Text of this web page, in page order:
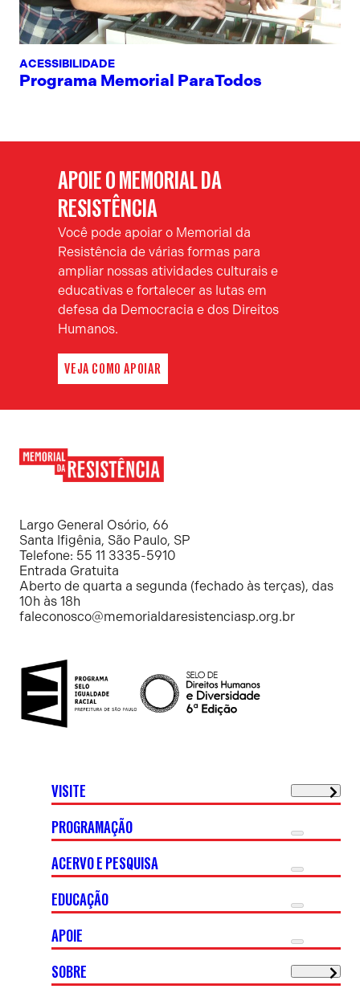
ACESSIBILIDADE
Programa Memorial ParaTodos
APOIE O MEMORIAL DA
RESISTÊNCIA
Você pode apoiar o Memorial da
Resistência de várias formas para
ampliar nossas atividades culturais e
educativas e fortalecer as lutas em
defesa da Democracia e dos Direitos
Humanos.
VEJA COMO APOIAR
Resistência
Largo General Osório, 66
Santa Ifigênia, São Paulo, SP
Telefone: 55 11 3335-5910
Entrada Gratuita
Aberto de quarta a segunda (fechado às terças), das
10h às 18h
faleconosco@memorialdaresistenciasp.org.br
VISITE
PROGRAMAÇÃO
ACERVO E PESQUISA
EDUCAÇÃO
APOIE
SOBRE